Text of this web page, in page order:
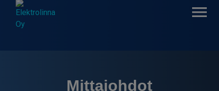
content
Mittajohdot